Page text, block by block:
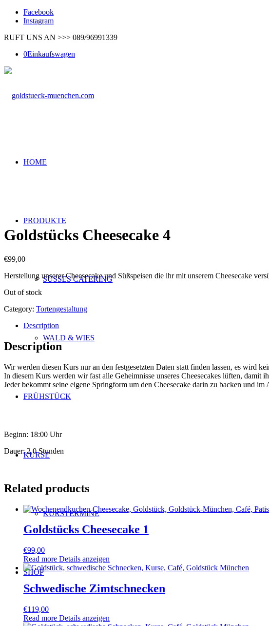
Facebook
Instagram
RUFT UNS AN >>> 089/96991339
0Einkaufswagen
HOME
PRODUKTE
SÜSSES CATERING
WALD & WIES
FRÜHSTÜCK
KURSE
KURSTERMINE
SHOP
Goldstücks Cheesecake 4
€99,00
Herstellung unserer Cheesecake und Süßspeisen die ihr mit unserem Cheesecake
Out of stock
Category: Tortengestaltung
Description
Description
Wir werden diesen Kurs nur an den festgesetzten Daten statt finden lassen, es wird
In diesem Kurs werden wir fast alle Geheimnisse unseres Cheesecakes lüften, damit
Jeder bekommt seine eigene Springform um den Cheesecake darin zu backen und
Beginn: 18:00 Uhr
Dauer: 2,0 Stunden
Related products
Goldstücks Cheesecake 1
€99,00
Read more Details anzeigen
Schwedische Zimtschnecken
€119,00
Read more Details anzeigen